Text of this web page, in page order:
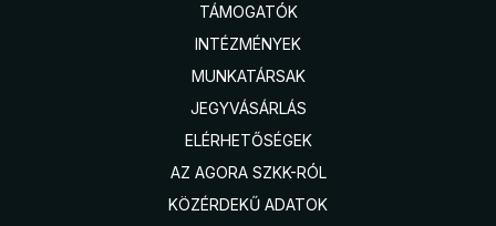
TÁMOGATÓK
INTÉZMÉNYEK
MUNKATÁRSAK
JEGYVÁSÁRLÁS
ELÉRHETŐSÉGEK
AZ AGORA SZKK-RÓL
KÖZÉRDEKŰ ADATOK